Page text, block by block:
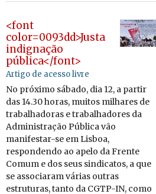
<font
color=0093dd>Justa
indignação
pública</font>
Artigo de acesso livre
No pró­ximo sá­bado, dia 12, a partir
das 14.30 horas, muitos mi­lhares de
tra­ba­lha­doras e tra­ba­lha­dores da
Ad­mi­nis­tração Pú­blica vão
ma­ni­festar-se em Lisboa,
res­pon­dendo ao apelo da Frente
Comum e dos seus sin­di­catos, a que
se as­so­ci­aram vá­rias ou­tras
es­tru­turas, tanto da CGTP-IN, como